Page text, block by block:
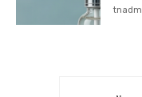
tnadm